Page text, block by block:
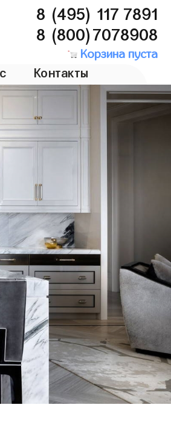
8 (495) 117 7891
8 (800)7078908
Корзина пуста
Контакты